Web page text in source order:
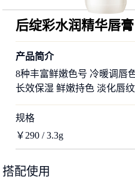
后绽彩水润精华唇膏
产品简介
8种丰富鲜嫩色号 冷暖调唇
长效保湿 鲜嫩持色 淡化唇
规格
￥290 / 3.3g
搭配使用